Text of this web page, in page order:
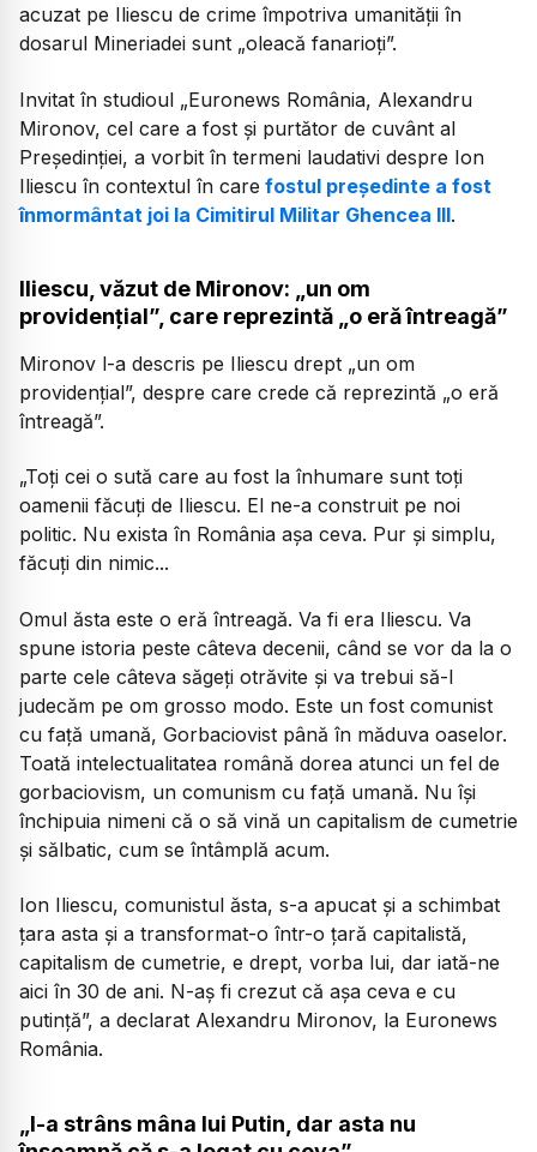
acuzat pe Iliescu de crime împotriva umanității în
dosarul Mineriadei sunt „oleacă fanarioți”.
Invitat în studioul „Euronews România, Alexandru
Mironov, cel care a fost și purtător de cuvânt al
Președinției, a vorbit în termeni laudativi despre Ion
Iliescu în contextul în care fostul președinte a fost
înmormântat joi la Cimitirul Militar Ghencea III.
Iliescu, văzut de Mironov: „un om
providențial”, care reprezintă „o eră întreagă”
Mironov l-a descris pe Iliescu drept „un om
providențial”, despre care crede că reprezintă „o eră
întreagă”.
„Toți cei o sută care au fost la înhumare sunt toți
oamenii făcuți de Iliescu. El ne-a construit pe noi
politic. Nu exista în România așa ceva. Pur și simplu,
făcuți din nimic...
Omul ăsta este o eră întreagă. Va fi era Iliescu. Va
spune istoria peste câteva decenii, când se vor da la o
parte cele câteva săgeți otrăvite și va trebui să-l
judecăm pe om grosso modo. Este un fost comunist
cu față umană, Gorbaciovist până în măduva oaselor.
Toată intelectualitatea română dorea atunci un fel de
gorbaciovism, un comunism cu față umană. Nu își
închipuia nimeni că o să vină un capitalism de cumetrie
și sălbatic, cum se întâmplă acum.
Ion Iliescu, comunistul ăsta, s-a apucat și a schimbat
țara asta și a transformat-o într-o țară capitalistă,
capitalism de cumetrie, e drept, vorba lui, dar iată-ne
aici în 30 de ani. N-aș fi crezut că așa ceva e cu
putință”, a declarat Alexandru Mironov, la Euronews
România.
„I-a strâns mâna lui Putin, dar asta nu